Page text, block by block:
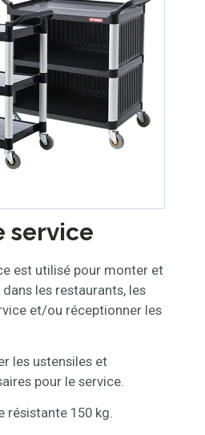
service
est utilisé pour monter et
les restaurants, les
et/ou réceptionner les
les ustensiles et
pour le service.
résistante 150 kg.